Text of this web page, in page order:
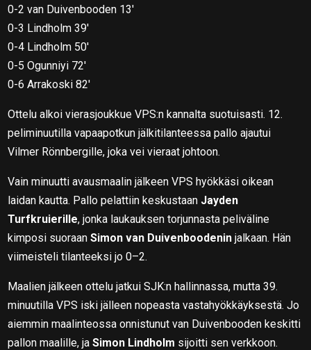
0-2 van Duivenbooden 13′
0-3 Lindholm 39′
0-4 Lindholm 50′
0-5 Ogunniyi 72′
0-6 Arrakoski 82′
Ottelu alkoi vierasjoukkue VPS:n kannalta suotuisasti. 12.
peliminuutilla vapaapotkun jälkitilanteessa pallo ajautui
Vilmer Rönnbergille, joka vei vieraat johtoon.
Vain minuutti avausmaalin jälkeen VPS hyökkäsi oikean
laidan kautta. Pallo pelattiin keskustaan Jayden
Turfkruierille, jonka laukauksen torjunnasta peliväline
kimposi suoraanSimon van Duivenboodenin jalkaan. Hän
viimeisteli tilanteeksi jo 0–2.
Maalien jälkeen ottelu jatkui SJK:n hallinnassa, mutta 39.
minuutilla VPS iski jälleen nopeasta vastahyökkäyksestä. Jo
aiemmin maalinteossa onnistunut van Duivenbooden keskitti
pallon maalille, jaSimon Lindholm sijoitti sen verkkoon.